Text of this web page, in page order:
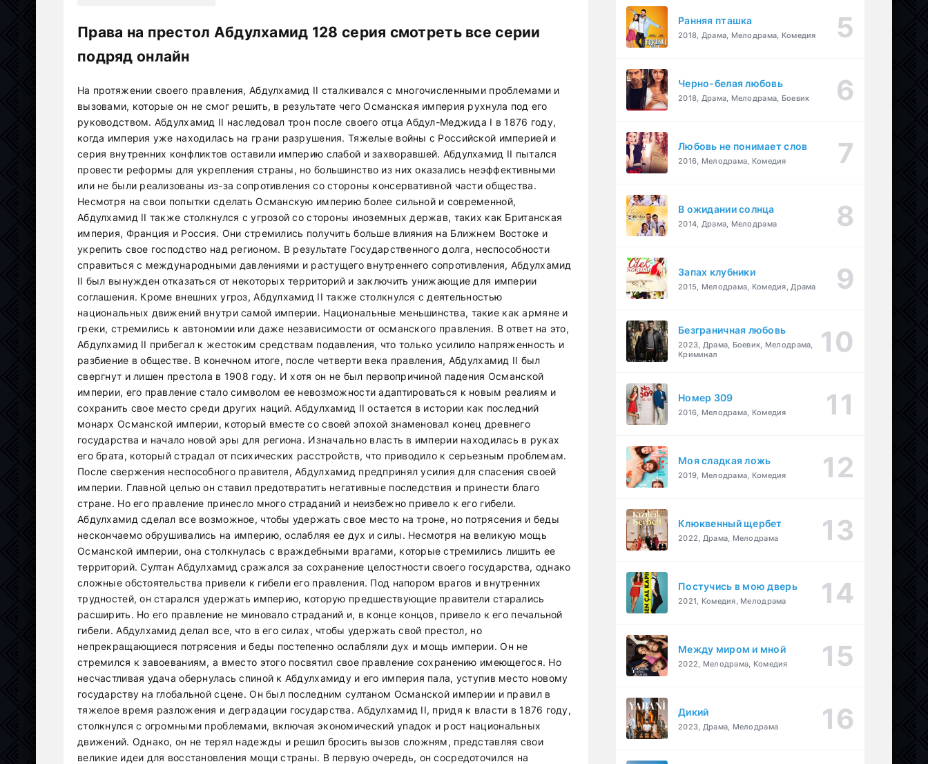
Права на престол Абдулхамид 128 серия смотреть все серии
подряд онлайн
На протяжении своего правления, Абдулхамид II сталкивался с многочисленными проблемами и
вызовами, которые он не смог решить, в результате чего Османская империя рухнула под его
руководством. Абдулхамид II наследовал трон после своего отца Абдул-Меджида I в 1876 году,
когда империя уже находилась на грани разрушения. Тяжелые войны с Российской империей и
серия внутренних конфликтов оставили империю слабой и захворавшей. Абдулхамид II пытался
провести реформы для укрепления страны, но большинство из них оказались неэффективными
или не были реализованы из-за сопротивления со стороны консервативной части общества.
Несмотря на свои попытки сделать Османскую империю более сильной и современной,
Абдулхамид II также столкнулся с угрозой со стороны иноземных держав, таких как Британская
империя, Франция и Россия. Они стремились получить больше влияния на Ближнем Востоке и
укрепить свое господство над регионом. В результате Государственного долга, неспособности
справиться с международными давлениями и растущего внутреннего сопротивления, Абдулхамид
II был вынужден отказаться от некоторых территорий и заключить унижающие для империи
соглашения. Кроме внешних угроз, Абдулхамид II также столкнулся с деятельностью
национальных движений внутри самой империи. Национальные меньшинства, такие как армяне и
греки, стремились к автономии или даже независимости от османского правления. В ответ на это,
Абдулхамид II прибегал к жестоким средствам подавления, что только усилило напряженность и
разбиение в обществе. В конечном итоге, после четверти века правления, Абдулхамид II был
свергнут и лишен престола в 1908 году. И хотя он не был первопричиной падения Османской
империи, его правление стало символом ее невозможности адаптироваться к новым реалиям и
сохранить свое место среди других наций. Абдулхамид II остается в истории как последний
монарх Османской империи, который вместе со своей эпохой знаменовал конец древнего
государства и начало новой эры для региона. Изначально власть в империи находилась в руках
его брата, который страдал от психических расстройств, что приводило к серьезным проблемам.
После свержения неспособного правителя, Абдулхамид предпринял усилия для спасения своей
империи. Главной целью он ставил предотвратить негативные последствия и принести благо
стране. Но его правление принесло много страданий и неизбежно привело к его гибели.
Абдулхамид сделал все возможное, чтобы удержать свое место на троне, но потрясения и беды
нескончаемо обрушивались на империю, ослабляя ее дух и силы. Несмотря на великую мощь
Османской империи, она столкнулась с враждебными врагами, которые стремились лишить ее
территорий. Султан Абдулхамид сражался за сохранение целостности своего государства, однако
сложные обстоятельства привели к гибели его правления. Под напором врагов и внутренних
трудностей, он старался удержать империю, которую предшествующие правители старались
расширить. Но его правление не миновало страданий и, в конце концов, привело к его печальной
гибели. Абдулхамид делал все, что в его силах, чтобы удержать свой престол, но
непрекращающиеся потрясения и беды постепенно ослабляли дух и мощь империи. Он не
стремился к завоеваниям, а вместо этого посвятил свое правление сохранению имеющегося. Но
несчастливая удача обернулась спиной к Абдулхамиду и его империя пала, уступив место новому
государству на глобальной сцене. Он был последним султаном Османской империи и правил в
тяжелое время разложения и деградации государства. Абдулхамид II, придя к власти в 1876 году,
столкнулся с огромными проблемами, включая экономический упадок и рост национальных
движений. Однако, он не терял надежды и решил бросить вызов сложням, представляя свои
великие идеи для восстановления мощи страны. В первую очередь, он сосредоточился на
Ранняя пташка
2018, Драма, Мелодрама, Комедия
Черно-белая любовь
2018, Драма, Мелодрама, Боевик
Любовь не понимает слов
2016, Мелодрама, Комедия
В ожидании солнца
2014, Драма, Мелодрама
Запах клубники
2015, Мелодрама, Комедия, Драма
Безграничная любовь
2023, Драма, Боевик, Мелодрама,
Криминал
Номер 309
2016, Мелодрама, Комедия
Моя сладкая ложь
2019, Мелодрама, Комедия
Клюквенный щербет
2022, Драма, Мелодрама
Постучись в мою дверь
2021, Комедия, Мелодрама
Между миром и мной
2022, Мелодрама, Комедия
Дикий
2023, Драма, Мелодрама